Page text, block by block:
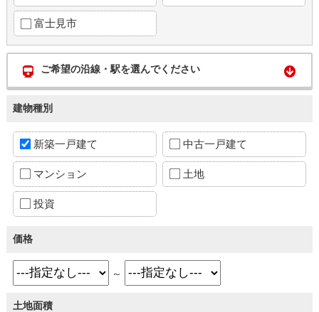
富士見市
ご希望の沿線・駅を選んでください
建物種別
新築一戸建て 中古一戸建て
マンション 土地
投資
価格
～
土地面積